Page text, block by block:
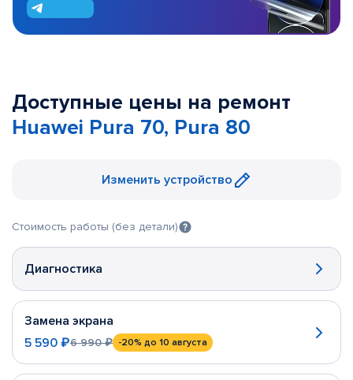
Доступные цены на ремонт
Huawei Pura 70, Pura 80
Изменить устройство
Стоимость работы (без детали)
Диагностика
Замена экрана
5 590 ₽6 990 ₽ -20% до 10 августа